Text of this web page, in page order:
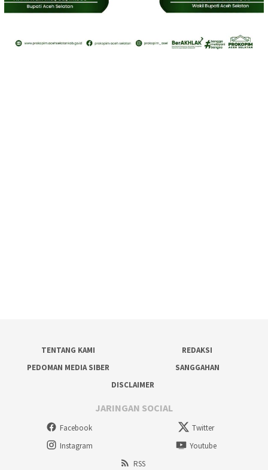
TENTANG KAMI
REDAKSI
PEDOMAN MEDIA SIBER
SANGGAHAN
DISCLAIMER
JARINGAN SOCIAL
Facebook
Twitter
Instagram
Youtube
RSS